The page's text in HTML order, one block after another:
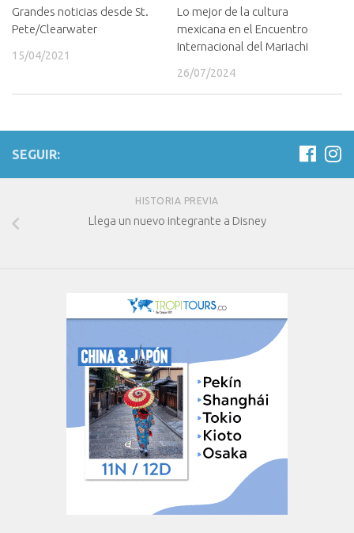
Grandes noticias desde St.
Pete/Clearwater
15/04/2021
Lo mejor de la cultura
mexicana en el Encuentro
Internacional del Mariachi
26/07/2024
SEGUIR:
HISTORIA PREVIA
Llega un nuevo integrante a Disney